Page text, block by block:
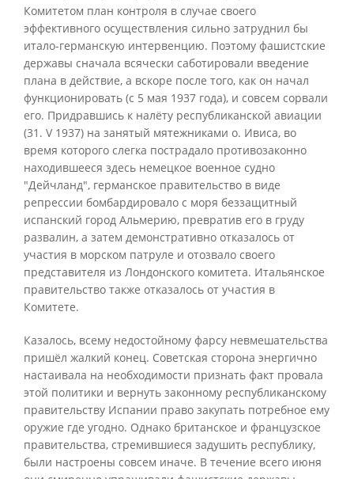
Комитетом план контроля в случае своего
эффективного осуществления сильно затруднил бы
итало-германскую интервенцию. Поэтому фашистские
державы сначала всячески саботировали введение
плана в действие, а вскоре после того, как он начал
функционировать (с 5 мая 1937 года), и совсем сорвали
его. Придравшись к налёту республиканской авиации
(31. V 1937) на занятый мятежниками о. Ивиса, во
время которого слегка пострадало противозаконно
находившееся здесь немецкое военное судно
"Дейчланд", германское правительство в виде
репрессии бомбардировало с моря беззащитный
испанский город Альмерию, превратив его в груду
развалин, а затем демонстративно отказалось от
участия в морском патруле и отозвало своего
представителя из Лондонского комитета. Итальянское
правительство также отказалось от участия в
Комитете.
Казалось, всему недостойному фарсу невмешательства
пришёл жалкий конец. Советская сторона энергично
настаивала на необходимости признать факт провала
этой политики и вернуть законному республиканскому
правительству Испании право закупать потребное ему
оружие где угодно. Однако британское и французское
правительства, стремившиеся задушить республику,
были настроены совсем иначе. В течение всего июня